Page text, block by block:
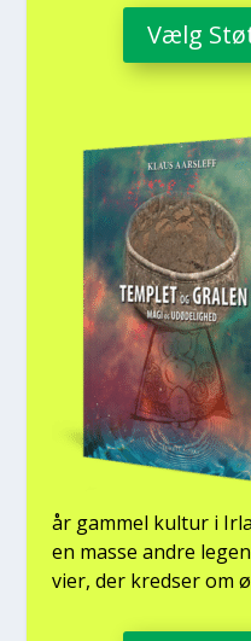
Vælg
år gam­mel kul­tur i
en mas­se andre
vi­er, der kred­ser om